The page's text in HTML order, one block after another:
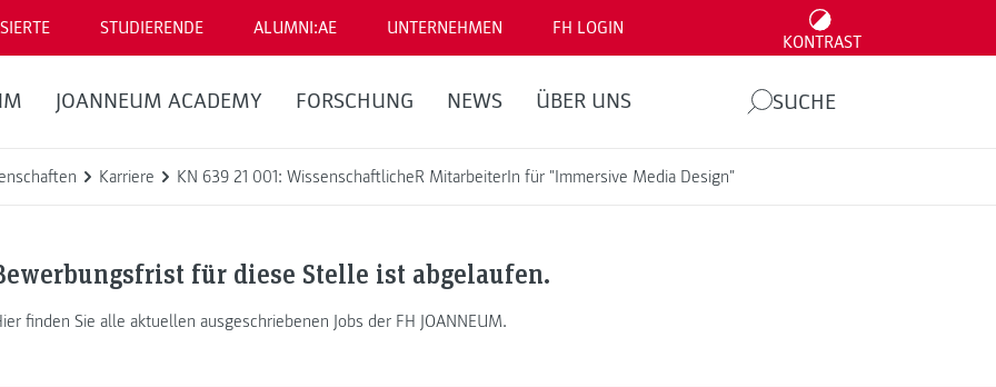
STUDIERENDE ALUMNI:AE UNTERNEHMEN FH LOGIN
KONTRAST
JOANNEUM ACADEMY FORSCHUNG NEWS ÜBER UNS SUCHE
Karriere KN 639 21 001: WissenschaftlicheR MitarbeiterIn für "Immersive Media Design"
für diese Stelle ist abgelaufen.
finden Sie alle aktuellen ausgeschriebenen Jobs der FH JOANNEUM.